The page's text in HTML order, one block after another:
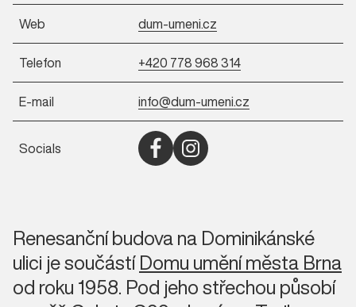
Web dum-umeni.cz
Telefon +420 778 968 314
E-mail info@dum-umeni.cz
Socials Otevřít Facebook (nové okno)
Otevřít Instagram (nové okno)
Renesanční budova na Dominikánské
ulici je součástíDomu umění města Brna
od roku 1958. Pod jeho střechou působí